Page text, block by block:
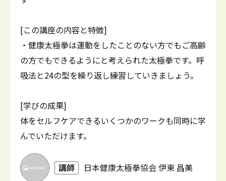
[この講座の内容と特徴]
・健康太極拳は運動をしたことのない方でもご高齢
の方でもできるようにと考えられた太極拳です。呼
吸法と24の型を繰り返し練習していきましょう。
[学びの成果]
体をセルフケアできるいくつかのワークも同時に学
んでいただけます。
講師 日本健康太極拳協会 伊東 昌美